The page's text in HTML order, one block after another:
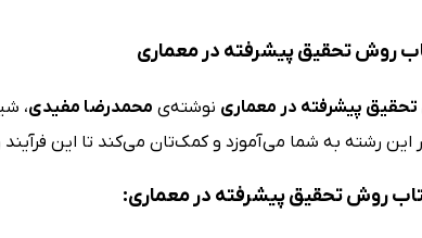
روش تحقیق پیشرفته در معماری
پیشرفته در معماری نوشته‌ی محمدرضا مفیدی،
این رشته به شما می‌آموزد و کمک‌تان می‌کند تا این فرآیند
روش تحقیق پیشرفته در معماری: